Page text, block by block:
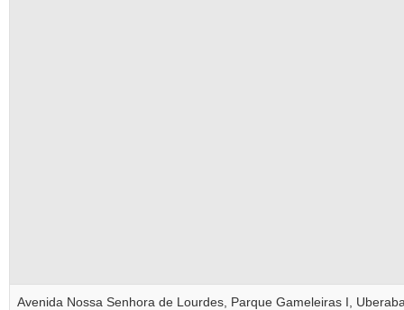
Avenida Nossa Senhora de Lourdes, Parque Gameleiras I,